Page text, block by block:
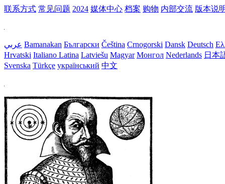
联系方式 常见问题 2024 媒体中心 档案 购物 内部交流 版本说
عربي Bamanakan Български Čeština Crnogorski Dansk Deutsch
Hrvatski Italiano Latina Latviešu Magyar Монгол Nederlands 日本
Svenska Türkçe український 中文